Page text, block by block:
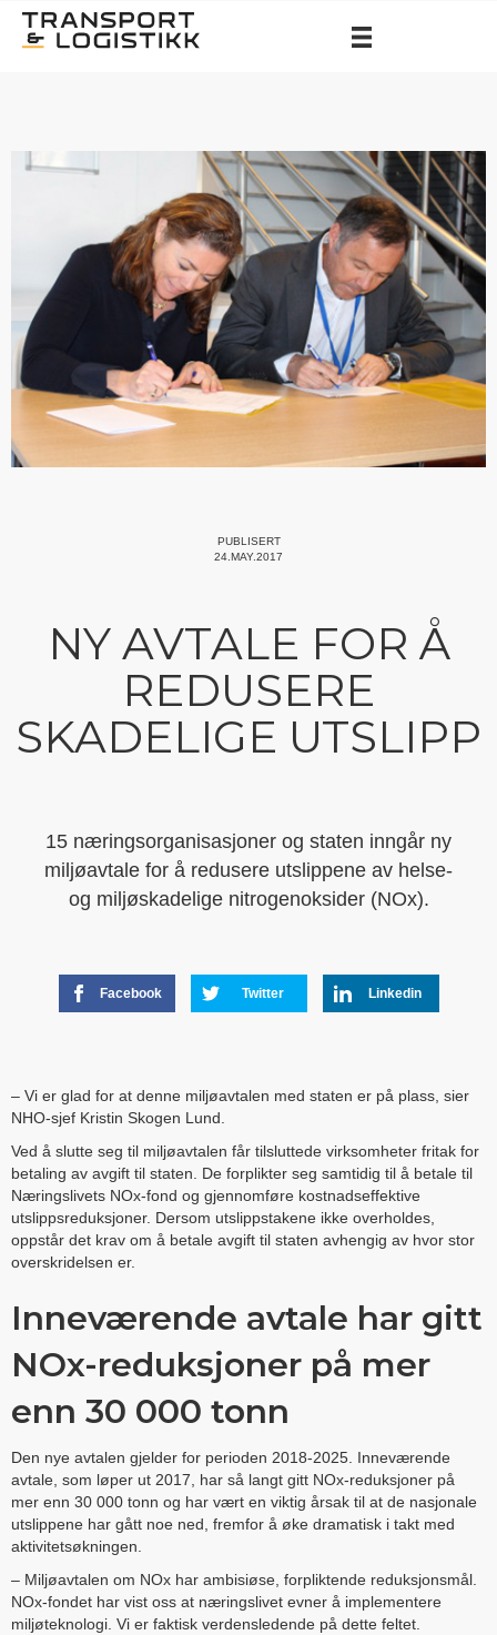
PUBLISERT
24.MAY.2017
NY AVTALE FOR Å
REDUSERE
SKADELIGE UTSLIPP
15 næringsorganisasjoner og staten inngår ny
miljøavtale for å redusere utslippene av helse-
og miljøskadelige nitrogenoksider (NOx).
Facebook Twitter Linkedin
– Vi er glad for at denne miljøavtalen med staten er på plass, sier
NHO-sjef Kristin Skogen Lund.
Ved å slutte seg til miljøavtalen får tilsluttede virksomheter fritak for
betaling av avgift til staten. De forplikter seg samtidig til å betale til
Næringslivets NOx-fond og gjennomføre kostnadseffektive
utslippsreduksjoner. Dersom utslippstakene ikke overholdes,
oppstår det krav om å betale avgift til staten avhengig av hvor stor
overskridelsen er.
Inneværende avtale har gitt
NOx-reduksjoner på mer
enn 30 000 tonn
Den nye avtalen gjelder for perioden 2018-2025. Inneværende
avtale, som løper ut 2017, har så langt gitt NOx-reduksjoner på
mer enn 30 000 tonn og har vært en viktig årsak til at de nasjonale
utslippene har gått noe ned, fremfor å øke dramatisk i takt med
aktivitetsøkningen.
– Miljøavtalen om NOx har ambisiøse, forpliktende reduksjonsmål.
NOx-fondet har vist oss at næringslivet evner å implementere
miljøteknologi. Vi er faktisk verdensledende på dette feltet.